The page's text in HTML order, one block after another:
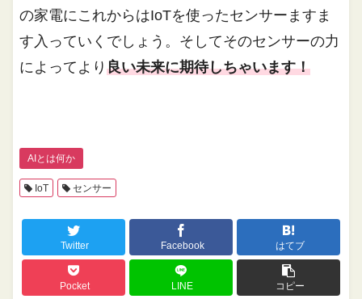
の家電にこれからはIoTを使ったセンサーますま
す入っていくでしょう。そしてそのセンサーの力
によってより良い未来に期待しちゃいます！
AIとは何か
IoT センサー
Twitter Facebook はてブ
Pocket LINE コピー